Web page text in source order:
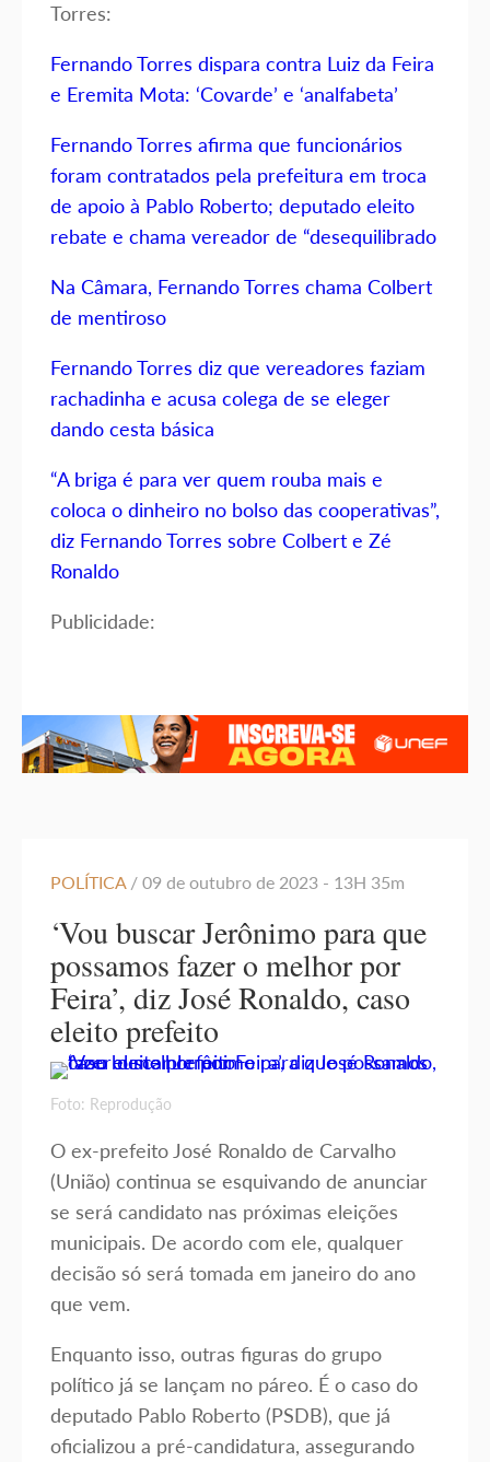
Torres:
Fernando Torres dispara contra Luiz da Feira
e Eremita Mota: ‘Covarde’ e ‘analfabeta’
Fernando Torres afirma que funcionários
foram contratados pela prefeitura em troca
de apoio à Pablo Roberto; deputado eleito
rebate e chama vereador de “desequilibrado
Na Câmara, Fernando Torres chama Colbert
de mentiroso
Fernando Torres diz que vereadores faziam
rachadinha e acusa colega de se eleger
dando cesta básica
“A briga é para ver quem rouba mais e
coloca o dinheiro no bolso das cooperativas”,
diz Fernando Torres sobre Colbert e Zé
Ronaldo
Publicidade:
POLÍTICA / 09 de outubro de 2023 - 13H 35m
‘Vou buscar Jerônimo para que
possamos fazer o melhor por
Feira’, diz José Ronaldo, caso
eleito prefeito
Foto: Reprodução
O ex-prefeito José Ronaldo de Carvalho
(União) continua se esquivando de anunciar
se será candidato nas próximas eleições
municipais. De acordo com ele, qualquer
decisão só será tomada em janeiro do ano
que vem.
Enquanto isso, outras figuras do grupo
político já se lançam no páreo. É o caso do
deputado Pablo Roberto (PSDB), que já
oficializou a pré-candidatura, assegurando